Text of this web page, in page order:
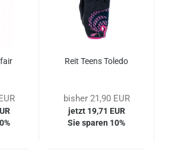
Reit Teens Toledo
bisher 21,90 EUR
jetzt 19,71 EUR
Sie sparen 10%